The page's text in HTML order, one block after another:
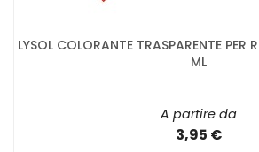
LYSOL COLORANTE TRASPARENTE PER
ML
A partire da
3,95 €